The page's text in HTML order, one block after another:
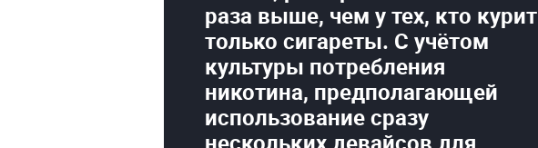
раза выше, чем у тех, кто курит
только сигареты. С учётом
культуры потребления
никотина, предполагающей
использование сразу